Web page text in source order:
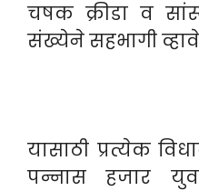
चषक क्रीडा व
संख्येने सहभागी
यासाठी प्रत्येक
पन्नास हजार